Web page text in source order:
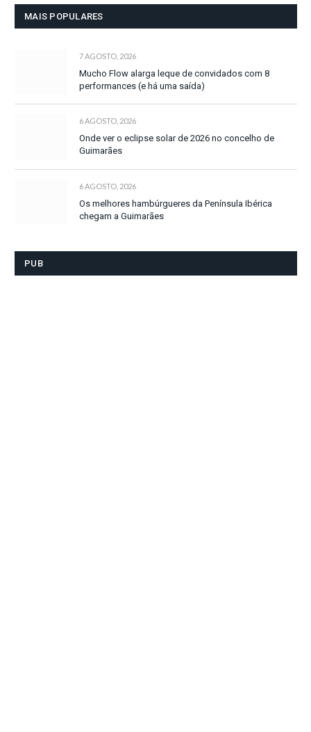
MAIS POPULARES
7 AGOSTO, 2026
Mucho Flow alarga leque de convidados com 8
performances (e há uma saída)
6 AGOSTO, 2026
Onde ver o eclipse solar de 2026 no concelho de
Guimarães
6 AGOSTO, 2026
Os melhores hambúrgueres da Península Ibérica
chegam a Guimarães
PUB